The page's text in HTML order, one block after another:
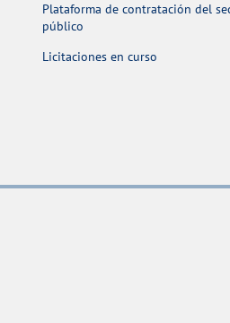
Plataforma de contratación del
público
Licitaciones en curso